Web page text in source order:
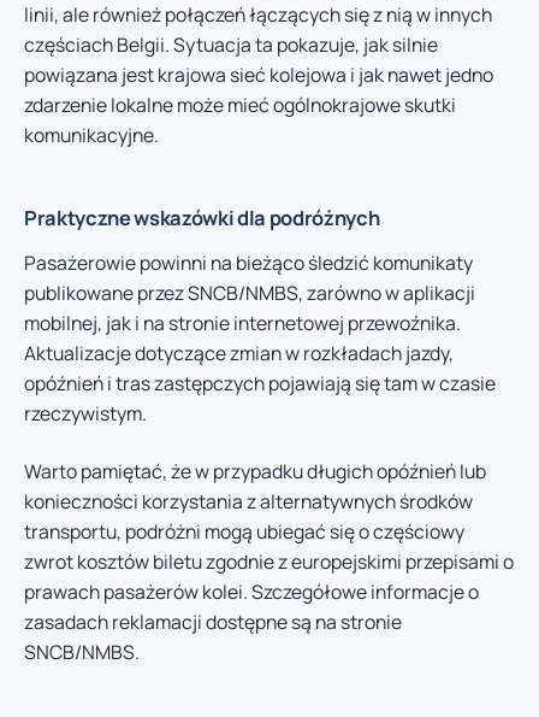
linii, ale również połączeń łączących się z nią w innych
częściach Belgii. Sytuacja ta pokazuje, jak silnie
powiązana jest krajowa sieć kolejowa i jak nawet jedno
zdarzenie lokalne może mieć ogólnokrajowe skutki
komunikacyjne.
Praktyczne wskazówki dla podróżnych
Pasażerowie powinni na bieżąco śledzić komunikaty
publikowane przez SNCB/NMBS, zarówno w aplikacji
mobilnej, jak i na stronie internetowej przewoźnika.
Aktualizacje dotyczące zmian w rozkładach jazdy,
opóźnień i tras zastępczych pojawiają się tam w czasie
rzeczywistym.
Warto pamiętać, że w przypadku długich opóźnień lub
konieczności korzystania z alternatywnych środków
transportu, podróżni mogą ubiegać się o częściowy
zwrot kosztów biletu zgodnie z europejskimi przepisami o
prawach pasażerów kolei. Szczegółowe informacje o
zasadach reklamacji dostępne są na stronie
SNCB/NMBS.